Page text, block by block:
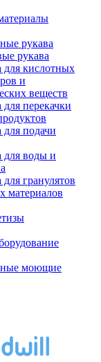
рукава
рукава
для кислотных
и
веществ
для перекачки
для подачи
для воды и
для гранулятов
материалов
моющие